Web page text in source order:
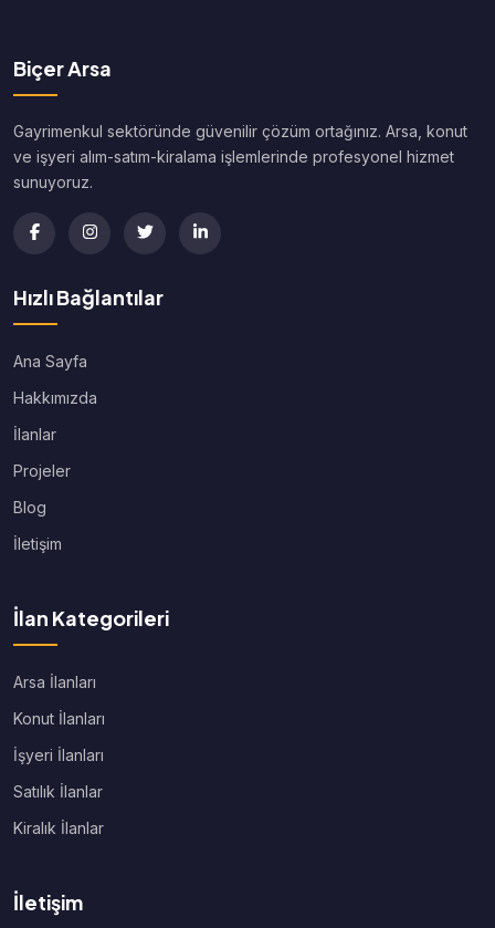
Biçer Arsa
Gayrimenkul sektöründe güvenilir çözüm ortağınız. Arsa, konut
ve işyeri alım-satım-kiralama işlemlerinde profesyonel hizmet
sunuyoruz.
Hızlı Bağlantılar
Ana Sayfa
Hakkımızda
İlanlar
Projeler
Blog
İletişim
İlan Kategorileri
Arsa İlanları
Konut İlanları
İşyeri İlanları
Satılık İlanlar
Kiralık İlanlar
İletişim